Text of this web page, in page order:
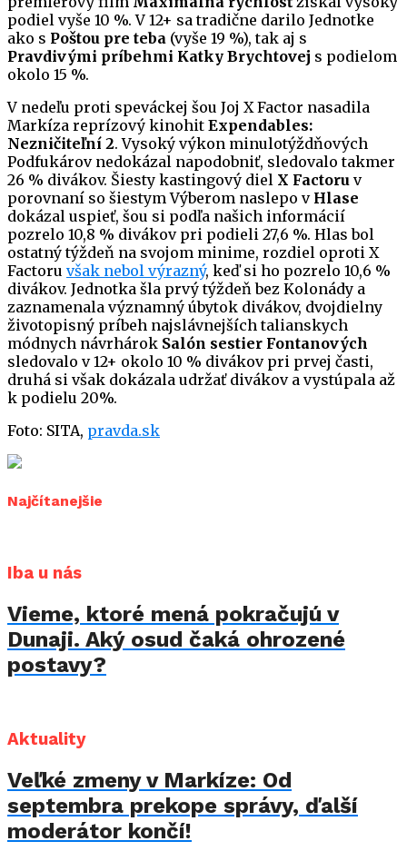
podiel vyše 10 %. V 12+ sa tradične darilo Jednotke
ako s Poštou pre teba (vyše 19 %), tak aj s
Pravdivými príbehmi Katky Brychtovej s podielom
okolo 15 %.
V nedeľu proti speváckej šou Joj X Factor nasadila
Markíza reprízový kinohit Expendables:
Nezničiteľní 2. Vysoký výkon minulotýždňových
Podfukárov nedokázal napodobniť, sledovalo takmer
26 % divákov. Šiesty kastingový diel X Factoru v
porovnaní so šiestym Výberom naslepo v Hlase
dokázal uspieť, šou si podľa našich informácií
pozrelo 10,8 % divákov pri podieli 27,6 %. Hlas bol
ostatný týždeň na svojom minime, rozdiel oproti X
Factoru však nebol výrazný, keď si ho pozrelo 10,6 %
divákov. Jednotka šla prvý týždeň bez Kolonády a
zaznamenala významný úbytok divákov, dvojdielny
životopisný príbeh najslávnejších talianskych
módnych návrhárok Salón sestier Fontanových
sledovalo v 12+ okolo 10 % divákov pri prvej časti,
druhá si však dokázala udržať divákov a vystúpala až
k podielu 20%.
Foto: SITA, pravda.sk
Najčítanejšie
Iba u nás
Vieme, ktoré mená pokračujú v
Dunaji. Aký osud čaká ohrozené
postavy?
Aktuality
Veľké zmeny v Markíze: Od
septembra prekope správy, ďalší
moderátor končí!